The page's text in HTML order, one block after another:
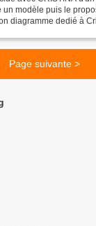
un modèle puis le
diagramme dedié à
Page suivante >